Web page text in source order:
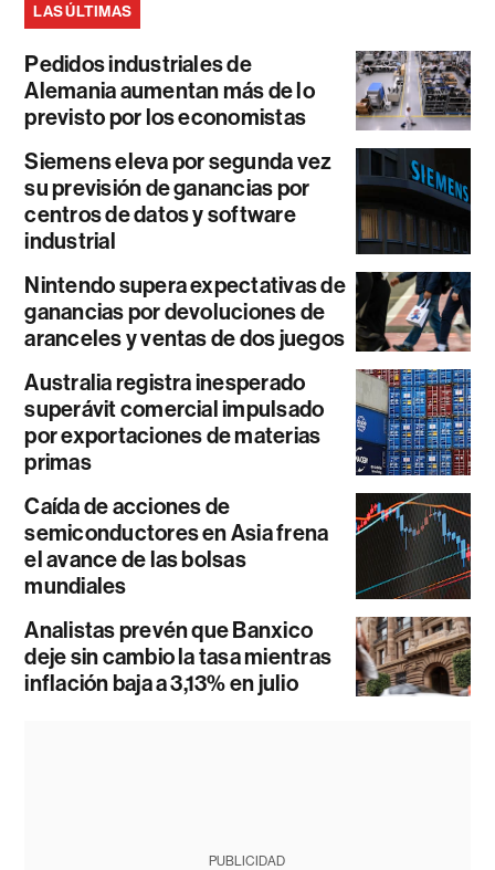
LAS ÚLTIMAS
Pedidos industriales de
Alemania aumentan más de lo
previsto por los economistas
Siemens eleva por segunda vez
su previsión de ganancias por
centros de datos y software
industrial
Nintendo supera expectativas de
ganancias por devoluciones de
aranceles y ventas de dos juegos
Australia registra inesperado
superávit comercial impulsado
por exportaciones de materias
primas
Caída de acciones de
semiconductores en Asia frena
el avance de las bolsas
mundiales
Analistas prevén que Banxico
deje sin cambio la tasa mientras
inflación baja a 3,13% en julio
PUBLICIDAD